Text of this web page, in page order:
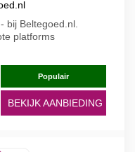
bij Beltegoed.nl.
platforms
Populair
BEKIJK AANBIEDING